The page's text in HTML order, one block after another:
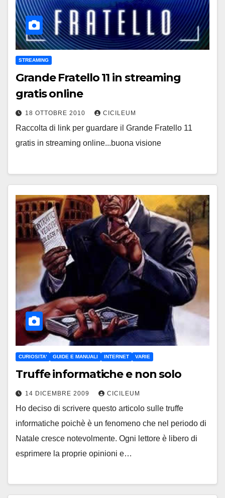
STREAMING
Grande Fratello 11 in streaming
gratis online
18 OTTOBRE 2010 CICILEUM
Raccolta di link per guardare il Grande Fratello 11
gratis in streaming online...buona visione
CURIOSITA' GUIDE E MANUALI INTERNET VARIE
Truffe informatiche e non solo
14 DICEMBRE 2009 CICILEUM
Ho deciso di scrivere questo articolo sulle truffe
informatiche poichè è un fenomeno che nel periodo di
Natale cresce notevolmente. Ogni lettore è libero di
esprimere la proprie opinioni e…